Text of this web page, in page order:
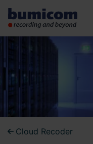
Bumicom
Over
Bumicom
Privacy en
Cloud Recoder